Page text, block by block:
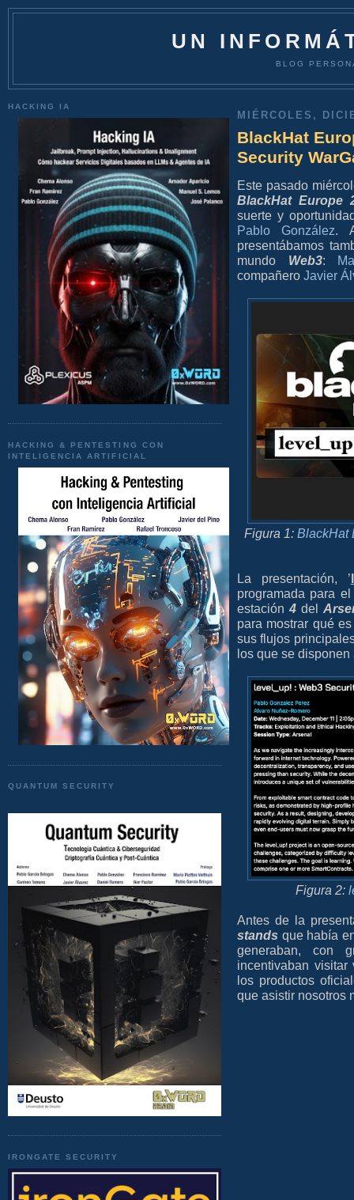
UN
BLOG
HACKING IA
HACKING & PENTESTING CON
INTELIGENCIA ARTIFICIAL
QUANTUM SECURITY
IRONGATE SECURITY
MIÉRCOLES,
BlackHat
Security
Este pasado
BlackHat Europe
suerte y
Pablo González.
presentábamos
mundo Web3:
compañero Javier
Figura 1: BlackHat
La presentación, ’
programada para
estación 4 del
para mostrar qué
sus flujos
los que se
Figura 2:
Antes de la
stands que había
generaban, con
incentivaban
los productos
que asistir nosotros